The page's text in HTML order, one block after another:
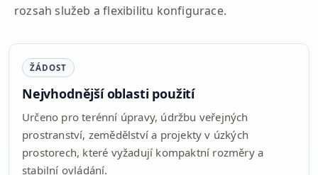
rozsah služeb a flexibilitu konfigurace.
ŽÁDOST
Nejvhodnější oblasti použití
Určeno pro terénní úpravy, údržbu veřejných
prostranství, zemědělství a projekty v úzkých
prostorech, které vyžadují kompaktní rozměry a
stabilní ovládání.